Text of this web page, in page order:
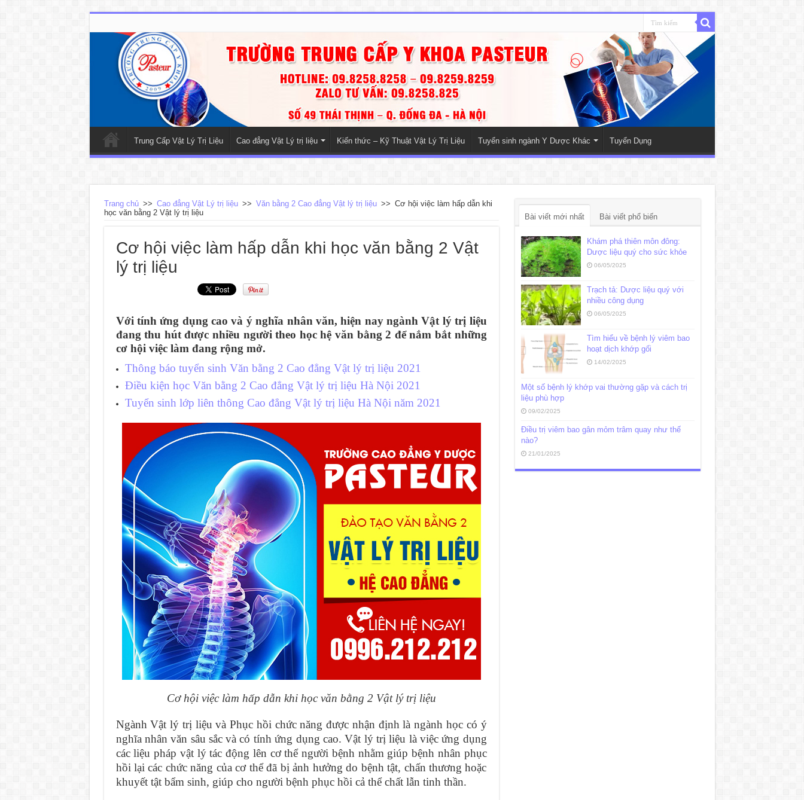
Trung Cấp Vật Lý Trị Liệu Cao đẳng Vật Lý trị liệu Kiến thức – Kỹ Thuật Vật Lý Trị Liệu Tuyển sinh ngành Y Dược Khác Tuyển Dụng
Trang chủ >> Cao đẳng Vật Lý trị liệu >> Văn bằng 2 Cao đẳng Vật lý trị liệu >> Cơ hội việc làm hấp dẫn khi
học văn bằng 2 Vật lý trị liệu
Cơ hội việc làm hấp dẫn khi học văn bằng 2 Vật
lý trị liệu
Với tính ứng dụng cao và ý nghĩa nhân văn, hiện nay ngành Vật lý trị liệu
đang thu hút được nhiều người theo học hệ văn bằng 2 để nắm bắt những
cơ hội việc làm đang rộng mở.
Thông báo tuyển sinh Văn bằng 2 Cao đẳng Vật lý trị liệu 2021
Điều kiện học Văn bằng 2 Cao đẳng Vật lý trị liệu Hà Nội 2021
Tuyển sinh lớp liên thông Cao đẳng Vật lý trị liệu Hà Nội năm 2021
Cơ hội việc làm hấp dẫn khi học văn bằng 2 Vật lý trị liệu
Ngành Vật lý trị liệu và Phục hồi chức năng được nhận định là ngành học có ý
nghĩa nhân văn sâu sắc và có tính ứng dụng cao. Vật lý trị liệu là việc ứng dụng
các liệu pháp vật lý tác động lên cơ thể người bệnh nhằm giúp bệnh nhân phục
hồi lại các chức năng của cơ thể đã bị ảnh hưởng do bệnh tật, chấn thương hoặc
khuyết tật bẩm sinh, giúp cho người bệnh phục hồi cả thể chất lẫn tinh thần.
Bài viết mới nhất Bài viết phổ biến
Khám phá thiên môn đông:
Dược liệu quý cho sức khỏe
06/05/2025
Trạch tả: Dược liệu quý với
nhiều công dụng
06/05/2025
Tìm hiểu về bệnh lý viêm bao
hoạt dịch khớp gối
14/02/2025
Một số bệnh lý khớp vai thường gặp và cách trị
liệu phù hợp
09/02/2025
Điều trị viêm bao gân mỏm trâm quay như thế
nào?
21/01/2025